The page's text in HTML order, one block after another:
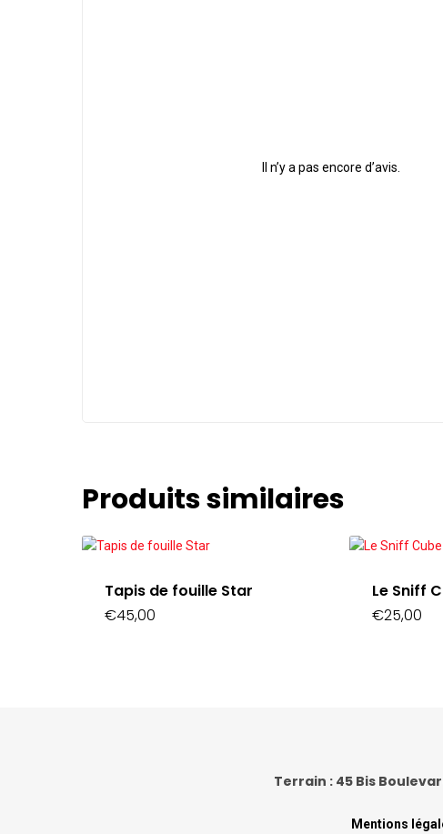
Il n’y a pas encore d’avis.
Produits similaires
Tapis de fouille Star
€45,00
Le Sniff
€25,00
Terrain : 45 Bis
Mentions